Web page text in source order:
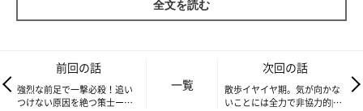
全文を読む
前回の話
強烈な前足で一撃必殺！追い
つけない原因を絶つ策士ーズ
一覧
次回の話
散歩イヤイヤ期。気が向かな
いことには全力で非協力的|連